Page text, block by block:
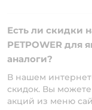
Есть ли скидки
PETPOWER для
аналоги?
В нашем
скидок. Вы
акций из меню